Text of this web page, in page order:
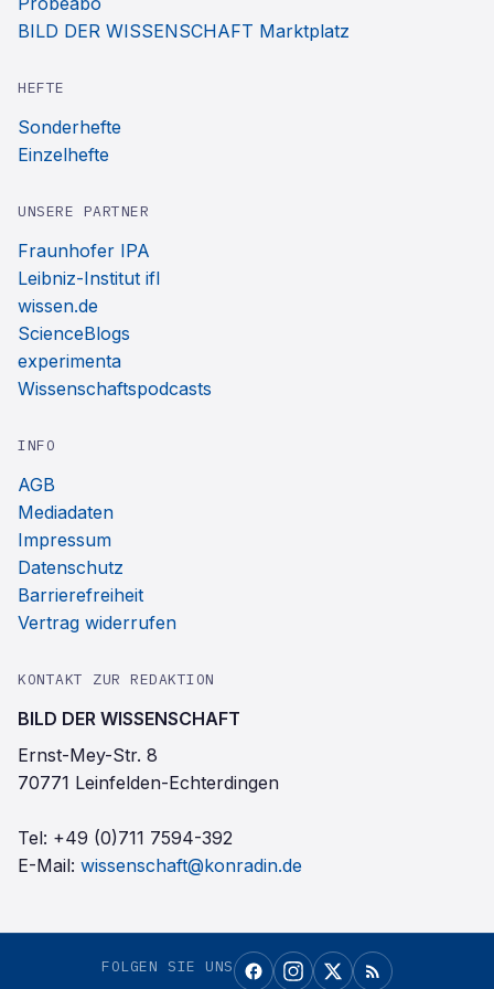
BILD DER WISSENSCHAFT Marktplatz
HEFTE
Sonderhefte
Einzelhefte
UNSERE PARTNER
Fraunhofer IPA
Leibniz-Institut ifl
wissen.de
ScienceBlogs
experimenta
Wissenschaftspodcasts
INFO
AGB
Mediadaten
Impressum
Datenschutz
Barrierefreiheit
Vertrag widerrufen
KONTAKT ZUR REDAKTION
BILD DER WISSENSCHAFT
Ernst-Mey-Str. 8
70771 Leinfelden-Echterdingen
Tel: +49 (0)711 7594-392
E-Mail: wissenschaft@konradin.de
FOLGEN SIE UNS